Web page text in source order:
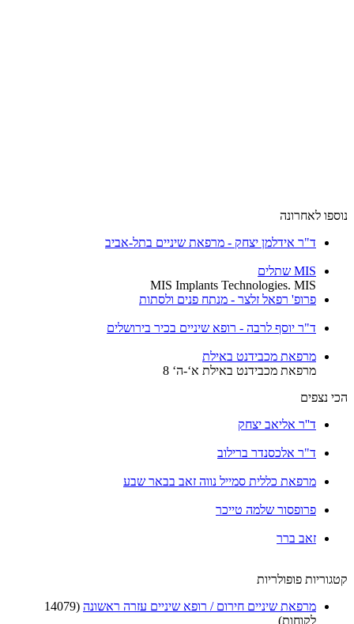
נוספו לאחרונה
ד"ר אידלמן יצחק - מרפאת שיניים בתל-אביב
MIS שתלים
MIS Implants Technologies. MIS
פרופ' רפאל זלצר - מנתח פנים ולסתות
ד"ר יוסף לרבה - רופא שיניים בכיר בירושלים
מרפאת מכבידנט באילת
מרפאת מכבידנט באילת א‘-ה‘ 8
הכי נצפים
ד''ר אליאב יצחק
ד"ר אלכסנדר ברילוב
מרפאת כללית סמייל נווה זאב בבאר שבע
פרופסור שלמה טייכר
זאב ברר
קטגוריות פופולריות
מרפאת שיניים חירום / רופא שיניים עזרה ראשונה (14079
לקוחות)